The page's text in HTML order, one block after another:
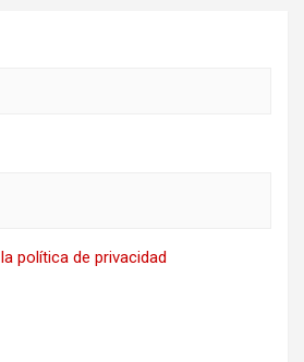
la política de privacidad